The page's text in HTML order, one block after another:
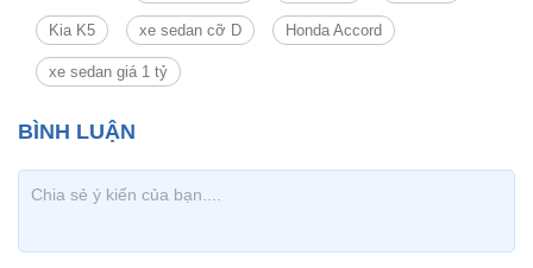
Kia K5 xe sedan cỡ D Honda Accord
xe sedan giá 1 tỷ